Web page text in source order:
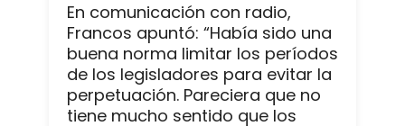
En comunicación con radio,
Francos apuntó: “Había sido una
buena norma limitar los períodos
de los legisladores para evitar la
perpetuación. Pareciera que no
tiene mucho sentido que los